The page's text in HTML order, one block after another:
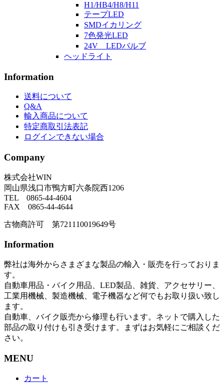
H1/HB4/H8/H11
テープLED
SMDイカリング
7色発光LED
24V LEDバルブ
ヘッドライト
Information
送料について
Q&A
輸入商品について
特定商取引法表記
ログインできない場合
Company
株式会社WIN
岡山県浅口市鴨方町六条院西1206
TEL 0865-44-4604
FAX 0865-44-4644
古物商許可 第721110019649号
Information
弊社は海外からさまざまな製品の輸入・販売を行っておりま
す。
自動車用品・バイク用品、LED製品、雑貨、アクセサリー、
工業用機械、製造機械、電子機器など何でもお取り扱い致し
ます。
自動車、バイク販売から修理も行います。ネットで購入した
部品の取り付けも引き受けます。まずはお気軽にご相談くだ
さい。
MENU
カート